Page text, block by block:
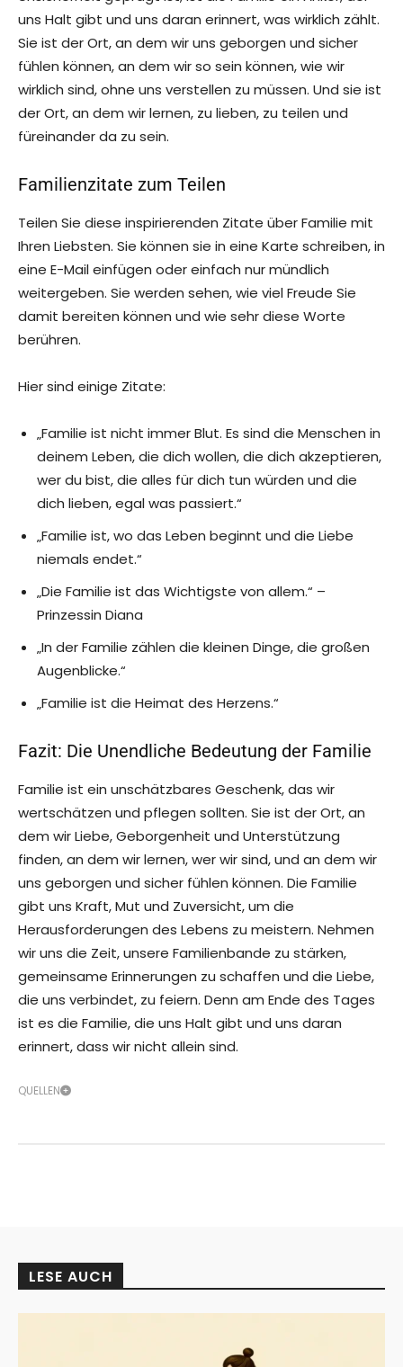
uns Halt gibt und uns daran erinnert, was wirklich zählt.
Sie ist der Ort, an dem wir uns geborgen und sicher
fühlen können, an dem wir so sein können, wie wir
wirklich sind, ohne uns verstellen zu müssen. Und sie ist
der Ort, an dem wir lernen, zu lieben, zu teilen und
füreinander da zu sein.
Familienzitate zum Teilen
Teilen Sie diese inspirierenden Zitate über Familie mit
Ihren Liebsten. Sie können sie in eine Karte schreiben, in
eine E-Mail einfügen oder einfach nur mündlich
weitergeben. Sie werden sehen, wie viel Freude Sie
damit bereiten können und wie sehr diese Worte
berühren.
Hier sind einige Zitate:
„Familie ist nicht immer Blut. Es sind die Menschen in
deinem Leben, die dich wollen, die dich akzeptieren,
wer du bist, die alles für dich tun würden und die
dich lieben, egal was passiert.“
„Familie ist, wo das Leben beginnt und die Liebe
niemals endet.“
„Die Familie ist das Wichtigste von allem.“ –
Prinzessin Diana
„In der Familie zählen die kleinen Dinge, die großen
Augenblicke.“
„Familie ist die Heimat des Herzens.“
Fazit: Die Unendliche Bedeutung der Familie
Familie ist ein unschätzbares Geschenk, das wir
wertschätzen und pflegen sollten. Sie ist der Ort, an
dem wir Liebe, Geborgenheit und Unterstützung
finden, an dem wir lernen, wer wir sind, und an dem wir
uns geborgen und sicher fühlen können. Die Familie
gibt uns Kraft, Mut und Zuversicht, um die
Herausforderungen des Lebens zu meistern. Nehmen
wir uns die Zeit, unsere Familienbande zu stärken,
gemeinsame Erinnerungen zu schaffen und die Liebe,
die uns verbindet, zu feiern. Denn am Ende des Tages
ist es die Familie, die uns Halt gibt und uns daran
erinnert, dass wir nicht allein sind.
QUELLEN
LESE AUCH